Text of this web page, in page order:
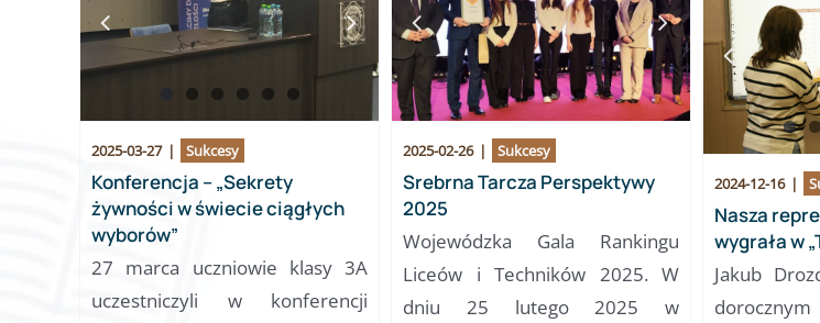
Konferencja – „Sekrety
żywności w świecie ciągłych
wyborów”
2025-03-27 | Sukcesy
27 marca uczniowie klasy 3A
uczestniczyli w konferencji
Srebrna Tarcza Perspektywy
2025
2025-02-26 | Sukcesy
Wojewódzka Gala Rankingu
Liceów i Techników 2025. W
dniu 25 lutego 2025 w
Nasza
wygrała w
2024-12-16 |
Jakub